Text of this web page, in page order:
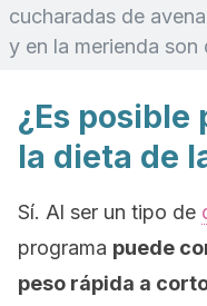
cucharadas de
y en la merienda son
¿Es posible
la dieta de
Sí. Al ser un tipo de
programa puede
peso rápida a